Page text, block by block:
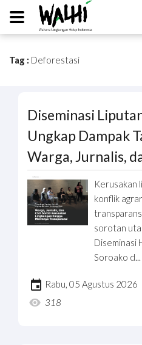
Tag : Deforestasi
Diseminasi
Ungkap Dampak
Warga, Jurnalis,
Kerusakan
konflik
sorotan
Diseminasi
Soroako d...
Rabu, 05 Agustus 2026
318